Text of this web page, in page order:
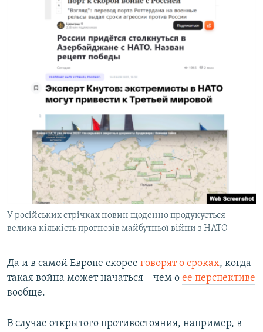
У російських стрічках новин щоденно продукується
велика кількість прогнозів майбутньої війни з НАТО
Да и в самой Европе скорее говорят о сроках, когда
такая война может начаться – чем о ее перспективе
вообще.
В случае открытого противостояния, например, в